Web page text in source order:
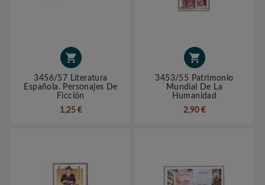

3456/57 Literatura
Española. Personajes De
Ficción
1,25 €

3453/55 Patrimonio
Mundial De La
Humanidad
2,90 €